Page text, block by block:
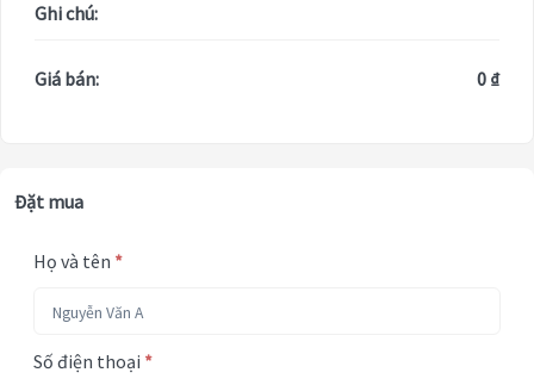
Ghi chú:
Giá bán: 0 ₫
Đặt mua
Họ và tên *
Số điện thoại *